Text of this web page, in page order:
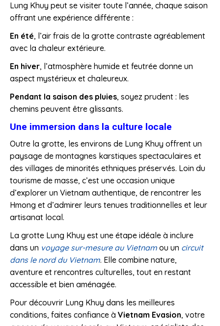
Lung Khuy peut se visiter toute l’année, chaque saison
offrant une expérience différente :
En été, l’air frais de la grotte contraste agréablement
avec la chaleur extérieure.
En hiver, l’atmosphère humide et feutrée donne un
aspect mystérieux et chaleureux.
Pendant la saison des pluies, soyez prudent : les
chemins peuvent être glissants.
Une immersion dans la culture locale
Outre la grotte, les environs de Lung Khuy offrent un
paysage de montagnes karstiques spectaculaires et
des villages de minorités ethniques préservés. Loin du
tourisme de masse, c’est une occasion unique
d’explorer un Vietnam authentique, de rencontrer les
Hmong et d’admirer leurs tenues traditionnelles et leur
artisanat local.
La grotte Lung Khuy est une étape idéale à inclure
dans un voyage sur-mesure au Vietnam ou un circuit
dans le nord du Vietnam. Elle combine nature,
aventure et rencontres culturelles, tout en restant
accessible et bien aménagée.
Pour découvrir Lung Khuy dans les meilleures
conditions, faites confiance à Vietnam Evasion, votre